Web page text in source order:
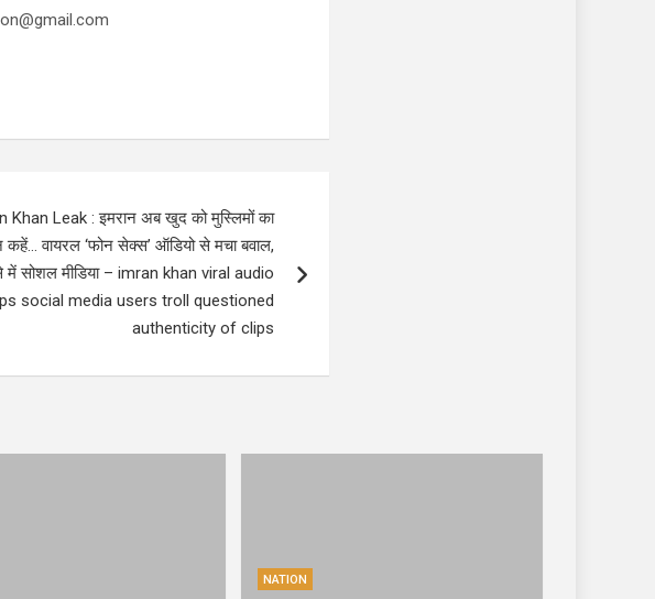
Khan Leak : इमरान अब खुद को मुस्लिमों का
कहें… वायरल ‘फोन सेक्स’ ऑडियो से मचा बवाल,
में सोशल मीडिया – imran khan viral audio
social media users troll questioned
authenticity of clips
NATION